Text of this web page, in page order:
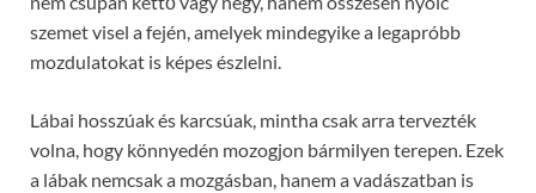
szemet visel a fején, amelyek mindegyike a legapróbb
mozdulatokat is képes észlelni.
Lábai hosszúak és karcsúak, mintha csak arra tervezték
volna, hogy könnyedén mozogjon bármilyen terepen. Ezek
a lábak nemcsak a mozgásban, hanem a vadászatban is